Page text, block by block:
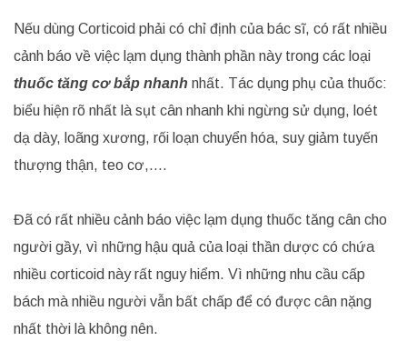
Nếu dùng Corticoid phải có chỉ định của bác sĩ, có rất nhiều
cảnh báo về việc lạm dụng thành phần này trong các loại
thuốc tăng cơ bắp nhanh nhất. Tác dụng phụ của thuốc:
biểu hiện rõ nhất là sụt cân nhanh khi ngừng sử dụng, loét
dạ dày, loãng xương, rối loạn chuyển hóa, suy giảm tuyến
thượng thận, teo cơ,….
Đã có rất nhiều cảnh báo việc lạm dụng thuốc tăng cân cho
người gầy, vì những hậu quả của loại thần dược có chứa
nhiều corticoid này rất nguy hiểm. Vì những nhu cầu cấp
bách mà nhiều người vẫn bất chấp để có được cân nặng
nhất thời là không nên.